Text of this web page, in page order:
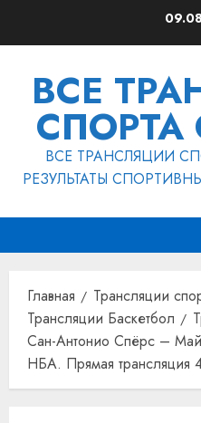
ВСЕ
СПОРТА
ВСЕ ТРАНСЛЯЦИИ
РЕЗУЛЬТАТЫ
Главная
Трансляции
Трансляции Баскетбол
Сан-Антонио Спёрс –
НБА. Прямая